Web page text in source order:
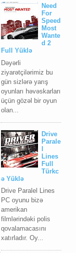
Need
For
Speed
Most
Wante
d 2
Full Yüklə
Dəyərli
ziyarətçilərimiz bu
gün sizlərə yarış
oyunları həvəskarları
üçün gözəl bir oyun
olan...
Drive
Parale
l
Lines
Full
Türkc
ə Yüklə
Drive Paralel Lines
PC oyunu bizə
amerikan
filmlərindəki polis
qovalamacasını
xatırladır. Oy...